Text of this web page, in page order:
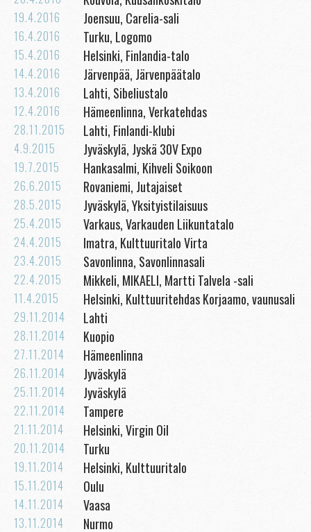
19.4.2016 Joensuu, Carelia-sali
16.4.2016 Turku, Logomo
15.4.2016 Helsinki, Finlandia-talo
14.4.2016 Järvenpää, Järvenpäätalo
13.4.2016 Lahti, Sibeliustalo
12.4.2016 Hämeenlinna, Verkatehdas
28.11.2015 Lahti, Finlandi-klubi
4.9.2015 Jyväskylä, Jyskä 30V Expo
19.7.2015 Hankasalmi, Kihveli Soikoon
26.6.2015 Rovaniemi, Jutajaiset
28.5.2015 Jyväskylä, Yksityistilaisuus
25.4.2015 Varkaus, Varkauden Liikuntatalo
24.4.2015 Imatra, Kulttuuritalo Virta
23.4.2015 Savonlinna, Savonlinnasali
22.4.2015 Mikkeli, MIKAELI, Martti Talvela -sali
11.4.2015 Helsinki, Kulttuuritehdas Korjaamo, vaunusali
29.11.2014 Lahti
28.11.2014 Kuopio
27.11.2014 Hämeenlinna
26.11.2014 Jyväskylä
25.11.2014 Jyväskylä
22.11.2014 Tampere
21.11.2014 Helsinki, Virgin Oil
20.11.2014 Turku
19.11.2014 Helsinki, Kulttuuritalo
15.11.2014 Oulu
14.11.2014 Vaasa
13.11.2014 Nurmo